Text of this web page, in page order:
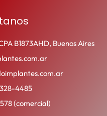
B1873AHD, Buenos Aires
4485
(comercial)